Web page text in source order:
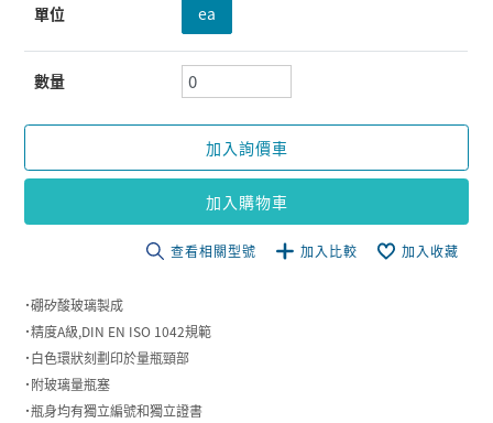
單位 ea
數量
加入詢價車
加入購物車
查看相關型號 加入比較 加入收藏
˙硼矽酸玻璃製成
˙精度A級,DIN EN ISO 1042規範
˙白色環狀刻劃印於量瓶頸部
˙附玻璃量瓶塞
˙瓶身均有獨立編號和獨立證書